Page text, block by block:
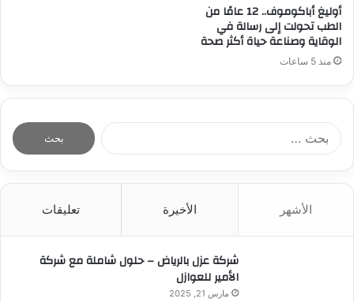
أوليغ أباكوموف.. 12 عامًا من
الطب تحولت إلى رسالة في
الوقاية وصناعة حياة أكثر صحة
منذ 5 ساعات
الأشهر الأخيرة تعليقات
شركة عزل بالرياض – حلول شاملة مع شركة
الأمير للعوازل
مارس 21, 2025